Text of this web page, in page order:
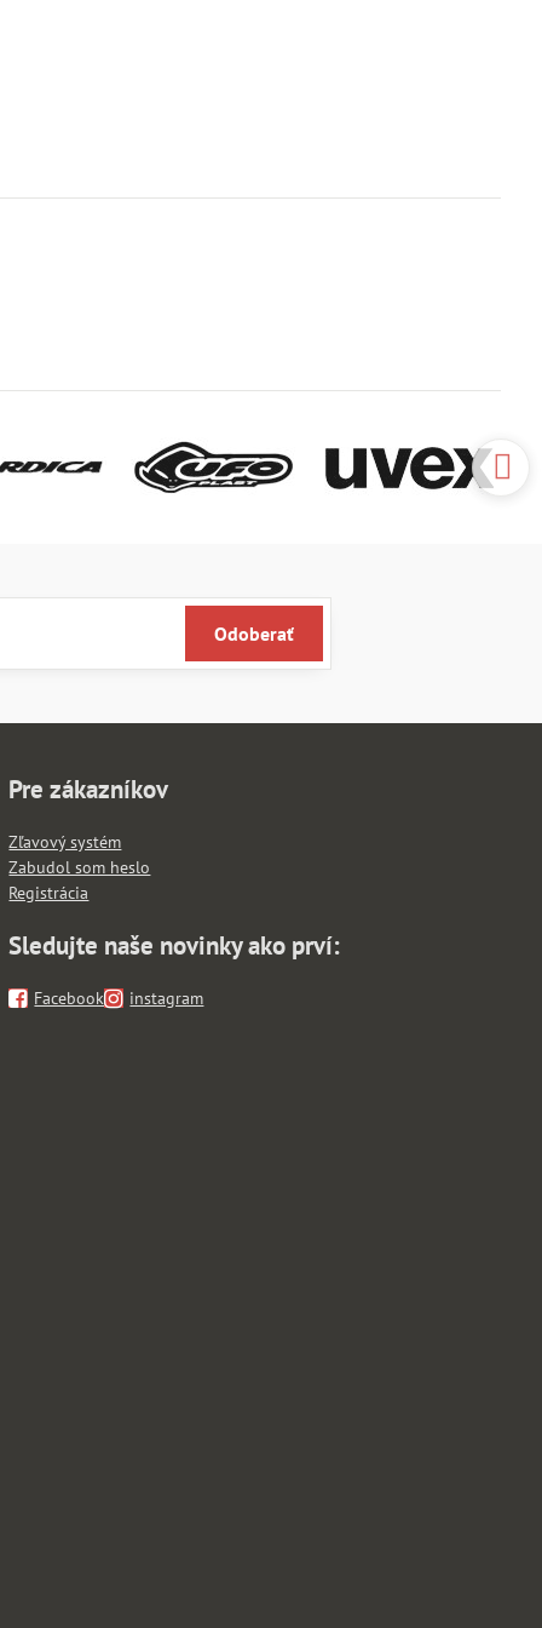
Odoberať
Pre zákazníkov
Zľavový systém
Zabudol som heslo
Registrácia
Sledujte naše novinky ako prví:
Facebook instagram